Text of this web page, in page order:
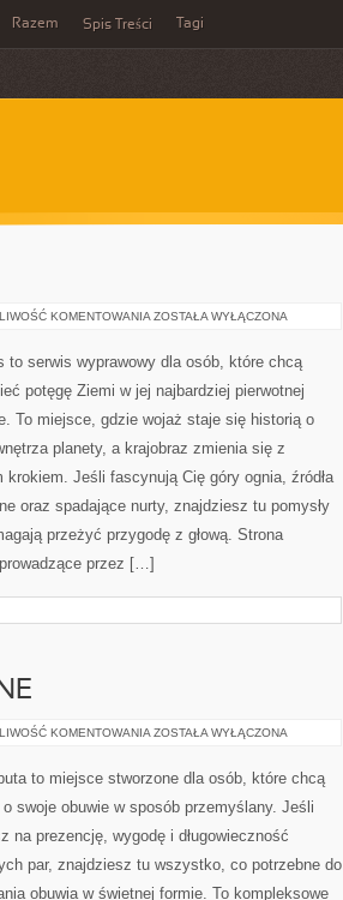
Razem Spis Treści Tagi
KOMENTOWANIA JEZIORA
ZOSTAŁA WYŁĄCZONA
to serwis wyprawowy dla osób, które chcą
potęgę Ziemi w jej najbardziej pierwotnej
To miejsce, gdzie wojaż staje się historią o
planety, a krajobraz zmienia się z
krokiem. Jeśli fascynują Cię góry ognia, źródła
oraz spadające nurty, znajdziesz tu pomysły
przeżyć przygodę z głową. Strona
przez […]
KOMENTOWANIA PORADY
ZOSTAŁA WYŁĄCZONA
to miejsce stworzone dla osób, które chcą
swoje obuwie w sposób przemyślany. Jeśli
na prezencję, wygodę i długowieczność
par, znajdziesz tu wszystko, co potrzebne do
obuwia w świetnej formie. To kompleksowe